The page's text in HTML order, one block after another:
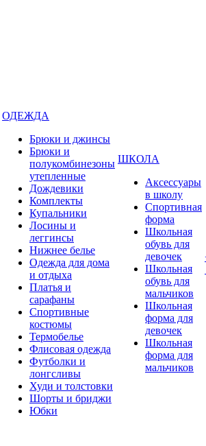
ОДЕЖДА
Брюки и джинсы
Брюки и
полукомбинезоны
утепленные
Дождевики
Комплекты
Купальники
Лосины и
леггинсы
Нижнее белье
Одежда для дома
и отдыха
Платья и
сарафаны
Спортивные
костюмы
Термобелье
Флисовая одежда
Футболки и
лонгсливы
Худи и толстовки
Шорты и бриджи
Юбки
ШКОЛА
Аксессуары
в школу
Спортивная
форма
Школьная
обувь для
девочек
Школьная
обувь для
мальчиков
Школьная
форма для
девочек
Школьная
форма для
мальчиков